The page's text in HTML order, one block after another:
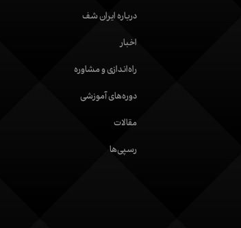
درباره ایران شف
اخبار
راه‌اندازی و مشاوره
دوره‌های آموزشی
مقالات
رسپی‌ها